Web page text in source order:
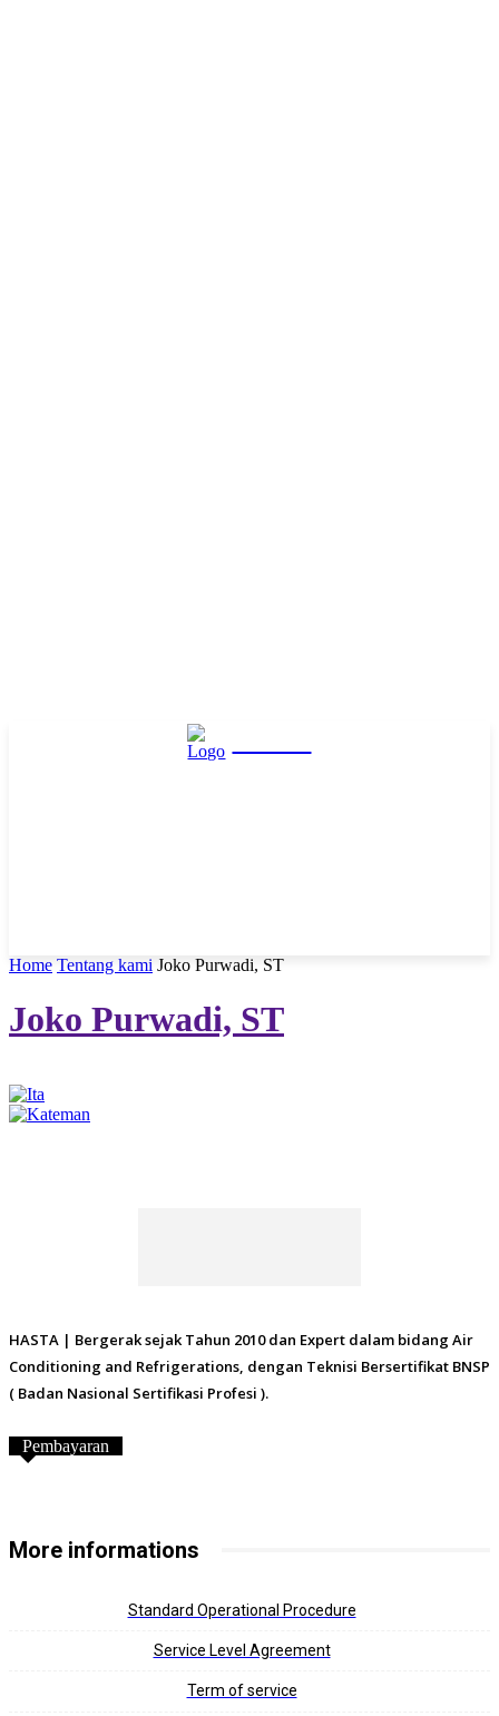
Home Tentang kami Joko Purwadi, ST
Joko Purwadi, ST
HASTA | Bergerak sejak Tahun 2010 dan Expert dalam bidang Air
Conditioning and Refrigerations, dengan Teknisi Bersertifikat BNSP
( Badan Nasional Sertifikasi Profesi ).
Pembayaran
More informations
Standard Operational Procedure
Service Level Agreement
Term of service